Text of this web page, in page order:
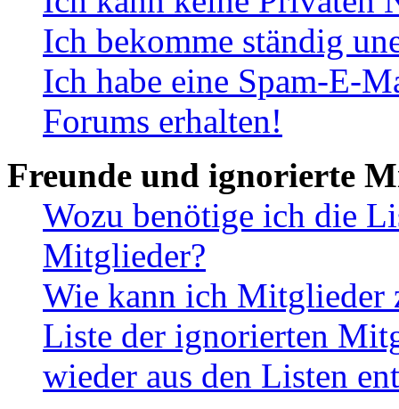
Ich bekomme ständig
Ich habe eine Spam-E-
Forums erhalten!
Freunde und ignorierte
Wozu benötige ich die
Mitglieder?
Wie kann ich Mitglieder
Liste der ignorierten
wieder aus den Listen